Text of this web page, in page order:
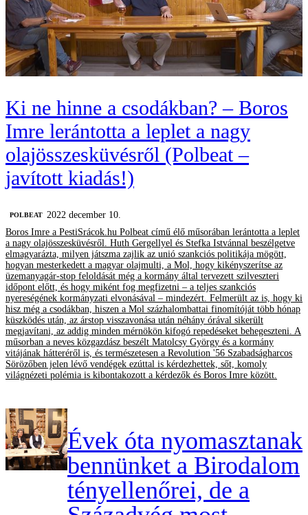
Ki ne hinne a csodákban? – Boros
Imre lerántotta a leplet a nagy
olajösszesküvésről (Polbeat –
javított kiadás!)
‎POLBEAT
2022 december 10.
Boros Imre a PestiSrácok.hu Polbeat című élő műsorában lerántotta a leplet
a nagy olajösszesküvésről. Huth Gergellyel és Stefka Istvánnal beszélgetve
elmagyarázta, milyen játszma zajlik az unió szankciós politikája mögött,
hogyan mesterkedett a magyar olajmulti, a Mol, hogy kikényszerítse az
üzemanyagár-stop feloldását még a kormány által tervezett szilveszteri
időpont előtt, és hogy miként fog megfizetni – a teljes szankciós
nyereségének kormányzati elvonásával – mindezért. Felmerült az is, hogy ki
hisz még a csodákban, hiszen a Mol százhalombattai finomítóját több hónap
küszködés után, az árstop visszavonása után néhány órával sikerült
megjavítani, az addig minden mérnökön kifogó repedéseket behegeszteni. A
műsorban a neves közgazdász beszélt Matolcsy György és a kormány
vitájának hátteréről is, és természetesen a Revolution '56 Szabadságharcos
Sörözőben jelen lévő vendégek ezúttal is kérdezhettek, sőt, komoly
világnézeti polémia is kibontakozott a kérdezők és Boros Imre között.
Évek óta nyomasztanak
bennünket a Birodalom
tényellenőrei, de a